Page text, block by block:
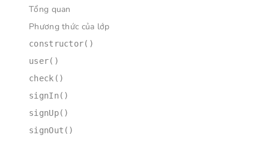
Tổng quan
Phương thức của lớp
constructor()
user()
check()
signIn()
signUp()
signOut()